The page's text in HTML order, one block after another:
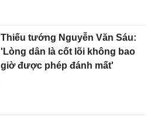
Thiếu tướng Nguyễn Văn Sáu:
'Lòng dân là cốt lõi không bao
giờ được phép đánh mất'